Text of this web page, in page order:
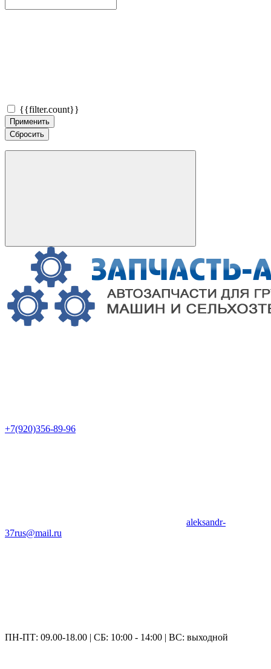
{{filter.count}}
Применить
Сбросить
+7(920)356-89-96
aleksandr-
37rus@mail.ru
ПН-ПТ: 09.00-18.00 | СБ: 10:00 - 14:00 | ВС: выходной